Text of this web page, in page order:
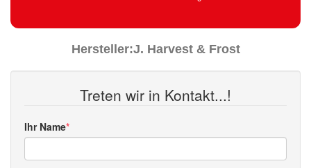
Hersteller:J. Harvest & Frost
Treten wir in Kontakt...!
Ihr Name